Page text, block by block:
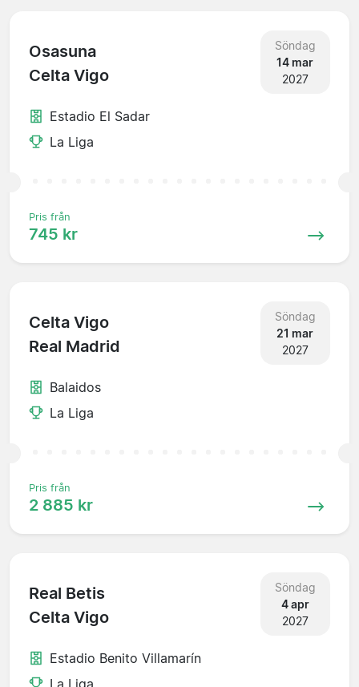
Osasuna
Celta Vigo
Söndag
14 mar
2027
Estadio El Sadar
La Liga
Pris från
745 kr
Celta Vigo
Real Madrid
Söndag
21 mar
2027
Balaidos
La Liga
Pris från
2 885 kr
Real Betis
Celta Vigo
Söndag
4 apr
2027
Estadio Benito Villamarín
La Liga